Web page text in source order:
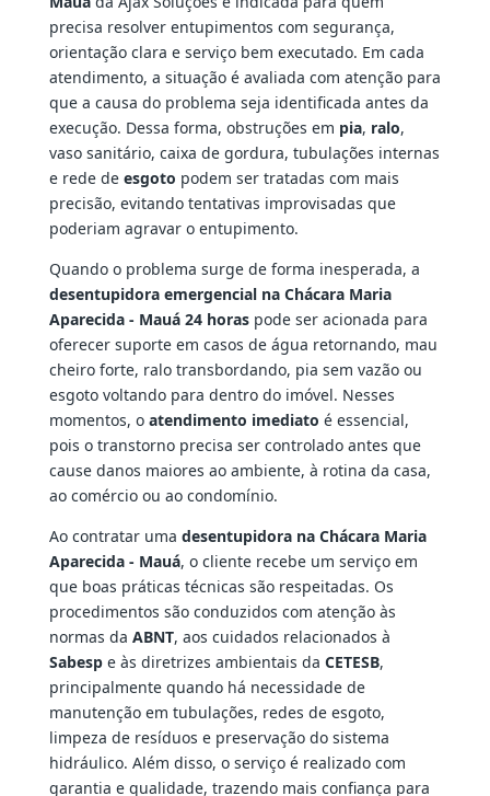
precisa resolver entupimentos com segurança,
orientação clara e serviço bem executado. Em cada
atendimento, a situação é avaliada com atenção para
que a causa do problema seja identificada antes da
execução. Dessa forma, obstruções em pia, ralo,
vaso sanitário, caixa de gordura, tubulações internas
e rede de esgoto podem ser tratadas com mais
precisão, evitando tentativas improvisadas que
poderiam agravar o entupimento.
Quando o problema surge de forma inesperada, a
desentupidora emergencial na Chácara Maria
Aparecida - Mauá 24 horaspode ser acionada para
oferecer suporte em casos de água retornando, mau
cheiro forte, ralo transbordando, pia sem vazão ou
esgoto voltando para dentro do imóvel. Nesses
momentos, o atendimento imediato é essencial,
pois o transtorno precisa ser controlado antes que
cause danos maiores ao ambiente, à rotina da casa,
ao comércio ou ao condomínio.
Ao contratar uma desentupidora na Chácara Maria
Aparecida - Mauá, o cliente recebe um serviço em
que boas práticas técnicas são respeitadas. Os
procedimentos são conduzidos com atenção às
normas da ABNT, aos cuidados relacionados à
Sabespe às diretrizes ambientais da CETESB,
principalmente quando há necessidade de
manutenção em tubulações, redes de esgoto,
limpeza de resíduos e preservação do sistema
hidráulico. Além disso, o serviço é realizado com
garantia e qualidade, trazendo mais confiança para